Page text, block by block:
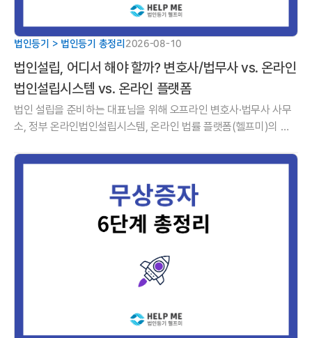
법인등기 > 법인등기 총정리 2026-08-10
법인설립, 어디서 해야 할까? 변호사/법무사 vs. 온라인
법인설립시스템 vs. 온라인 플랫폼
법인 설립을 준비하는 대표님을 위해 오프라인 변호사·법무사 사무
소, 정부 온라인법인설립시스템, 온라인 법률 플랫폼(헬프미)의 공
한눈에 비교합니다.